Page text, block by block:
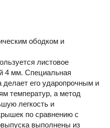
ободком и
листовое
4 мм. Специальная
делает его ударопрочным и
температур, а метод
легкость и
по сравнению с
выполнены из